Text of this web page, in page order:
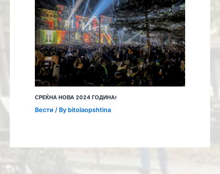
СРЕЌНА НОВА 2024 ГОДИНА!
Вести / By bitolaopshtina